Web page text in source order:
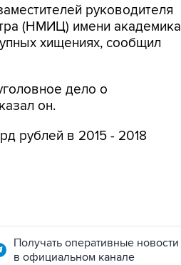
руководителя
(НМИЦ) имени академика
хищениях, сообщил
дело о
он.
рублей в 2015 - 2018
Получать оперативные новости
в официальном канале